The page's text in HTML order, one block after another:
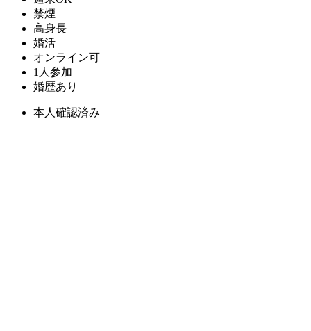
禁煙
高身長
婚活
オンライン可
1人参加
婚歴あり
本人確認済み